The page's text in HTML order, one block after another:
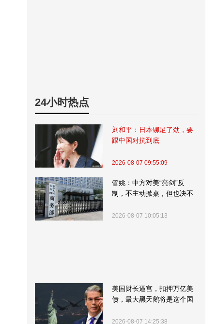
24小时热点
刘和平：日本铆足了劲，要
跟中国对抗到底
2026-08-07 09:55:09
管姚：中方对美“亮剑”反
制，不主动掀桌，但也决不
2026-08-07 10:05:13
美国财长逼宫，扣押万亿美
债，最大黑天鹅将是这个国
2026-08-07 14:25:38